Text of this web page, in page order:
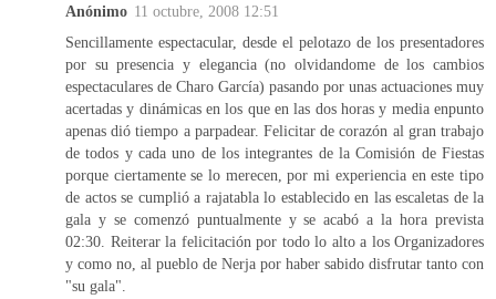
Anónimo 11 octubre, 2008 12:51
Sencillamente espectacular, desde el pelotazo de los presentadores
por su presencia y elegancia (no olvidandome de los cambios
espectaculares de Charo García) pasando por unas actuaciones muy
acertadas y dinámicas en los que en las dos horas y media enpunto
apenas dió tiempo a parpadear. Felicitar de corazón al gran trabajo
de todos y cada uno de los integrantes de la Comisión de Fiestas
porque ciertamente se lo merecen, por mi experiencia en este tipo
de actos se cumplió a rajatabla lo establecido en las escaletas de la
gala y se comenzó puntualmente y se acabó a la hora prevista
02:30. Reiterar la felicitación por todo lo alto a los Organizadores
y como no, al pueblo de Nerja por haber sabido disfrutar tanto con
"su gala".